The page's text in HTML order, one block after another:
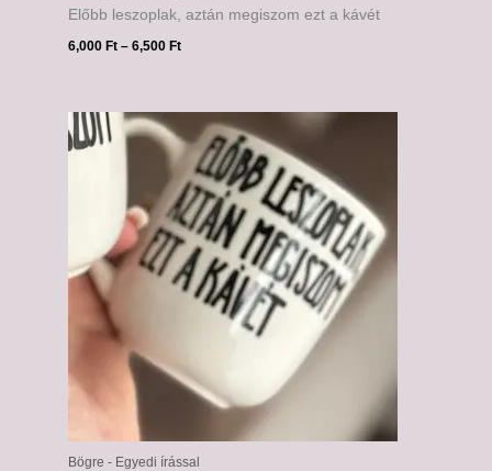
Előbb leszoplak, aztán megiszom ezt a kávét
6,000 Ft – 6,500 Ft
Bögre - Egyedi írással